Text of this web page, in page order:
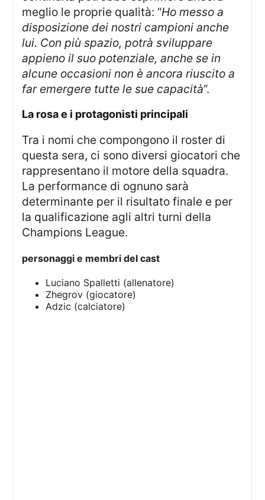
meglio le proprie qualità: “Ho messo a
disposizione dei nostri campioni anche
lui. Con più spazio, potrà sviluppare
appieno il suo potenziale, anche se in
alcune occasioni non è ancora riuscito a
far emergere tutte le sue capacità“.
la rosa e i protagonisti principali
Tra i nomi che compongono il roster di
questa sera, ci sono diversi giocatori che
rappresentano il motore della squadra.
La performance di ognuno sarà
determinante per il risultato finale e per
la qualificazione agli altri turni della
Champions League.
personaggi e membri del cast
Luciano Spalletti (allenatore)
Zhegrov (giocatore)
Adzic (calciatore)